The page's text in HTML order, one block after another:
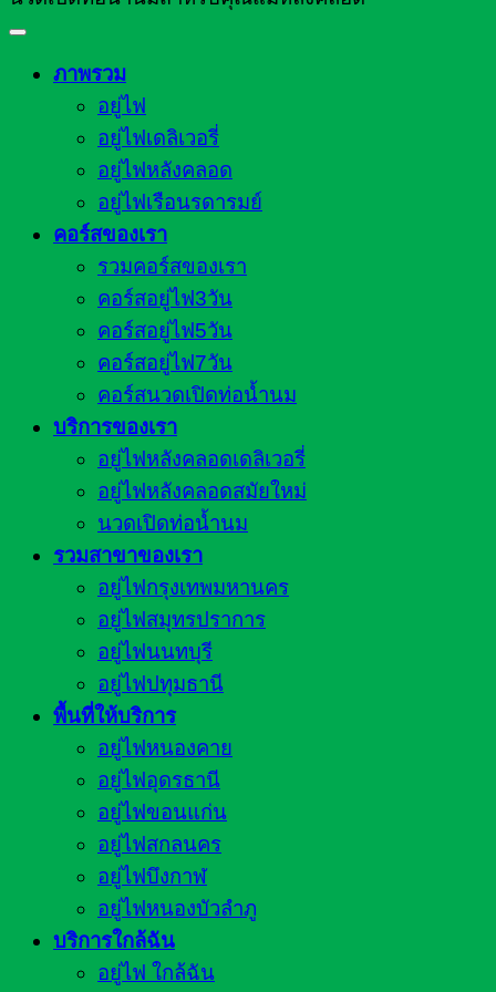
ภาพรวม
อยู่ไฟ
อยู่ไฟเดลิเวอรี่
อยู่ไฟหลังคลอด
อยู่ไฟเรือนรดารมย์
คอร์สของเรา
รวมคอร์สของเรา
คอร์สอยู่ไฟ3วัน
คอร์สอยู่ไฟ5วัน
คอร์สอยู่ไฟ7วัน
คอร์สนวดเปิดท่อน้ำนม
บริการของเรา
อยู่ไฟหลังคลอดเดลิเวอรี่
อยู่ไฟหลังคลอดสมัยใหม่
นวดเปิดท่อน้ำนม
รวมสาขาของเรา
อยู่ไฟกรุงเทพมหานคร
อยู่ไฟสมุทรปราการ
อยู่ไฟนนทบุรี
อยู่ไฟปทุมธานี
พื้นที่ให้บริการ
อยู่ไฟหนองคาย
อยู่ไฟอุดรธานี
อยู่ไฟขอนแก่น
อยู่ไฟสกลนคร
อยู่ไฟบึงกาฬ
อยู่ไฟหนองบัวลำภู
บริการใกล้ฉัน
อยู่ไฟ ใกล้ฉัน